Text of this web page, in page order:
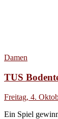
Damen
TUS
Freitag, 4.
Ein Spiel